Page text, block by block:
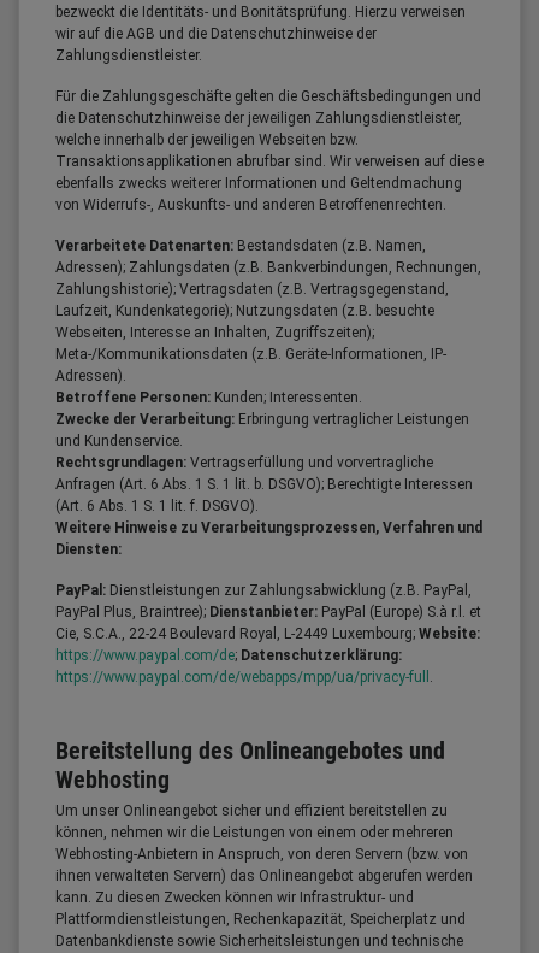
bezweckt die Identitäts- und Bonitätsprüfung. Hierzu verweisen
wir auf die AGB und die Datenschutzhinweise der
Zahlungsdienstleister.
Für die Zahlungsgeschäfte gelten die Geschäftsbedingungen und
die Datenschutzhinweise der jeweiligen Zahlungsdienstleister,
welche innerhalb der jeweiligen Webseiten bzw.
Transaktionsapplikationen abrufbar sind. Wir verweisen auf diese
ebenfalls zwecks weiterer Informationen und Geltendmachung
von Widerrufs-, Auskunfts- und anderen Betroffenenrechten.
Verarbeitete Datenarten: Bestandsdaten (z.B. Namen,
Adressen); Zahlungsdaten (z.B. Bankverbindungen, Rechnungen,
Zahlungshistorie); Vertragsdaten (z.B. Vertragsgegenstand,
Laufzeit, Kundenkategorie); Nutzungsdaten (z.B. besuchte
Webseiten, Interesse an Inhalten, Zugriffszeiten);
Meta-/Kommunikationsdaten (z.B. Geräte-Informationen, IP-
Adressen).
Betroffene Personen: Kunden; Interessenten.
Zwecke der Verarbeitung: Erbringung vertraglicher Leistungen
und Kundenservice.
Rechtsgrundlagen: Vertragserfüllung und vorvertragliche
Anfragen (Art. 6 Abs. 1 S. 1 lit. b. DSGVO); Berechtigte Interessen
(Art. 6 Abs. 1 S. 1 lit. f. DSGVO).
Weitere Hinweise zu Verarbeitungsprozessen, Verfahren und
Diensten:
PayPal: Dienstleistungen zur Zahlungsabwicklung (z.B. PayPal,
PayPal Plus, Braintree); Dienstanbieter: PayPal (Europe) S.à r.l. et
Cie, S.C.A., 22-24 Boulevard Royal, L-2449 Luxembourg; Website:
https://www.paypal.com/de; Datenschutzerklärung:
https://www.paypal.com/de/webapps/mpp/ua/privacy-full .
Bereitstellung des Onlineangebotes und
Webhosting
Um unser Onlineangebot sicher und effizient bereitstellen zu
können, nehmen wir die Leistungen von einem oder mehreren
Webhosting-Anbietern in Anspruch, von deren Servern (bzw. von
ihnen verwalteten Servern) das Onlineangebot abgerufen werden
kann. Zu diesen Zwecken können wir Infrastruktur- und
Plattformdienstleistungen, Rechenkapazität, Speicherplatz und
Datenbankdienste sowie Sicherheitsleistungen und technische